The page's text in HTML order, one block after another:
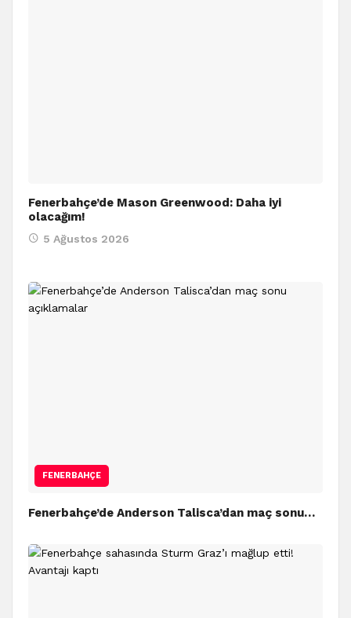
Fenerbahçe’de Mason Greenwood: Daha iyi
olacağım!
5 Ağustos 2026
FENERBAHÇE
Fenerbahçe’de Anderson Talisca’dan maç sonu…